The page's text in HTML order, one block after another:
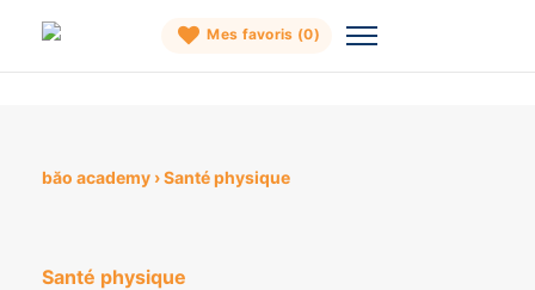
content
Mes favoris (0)
băo academy ›Santé physique
Santé physique